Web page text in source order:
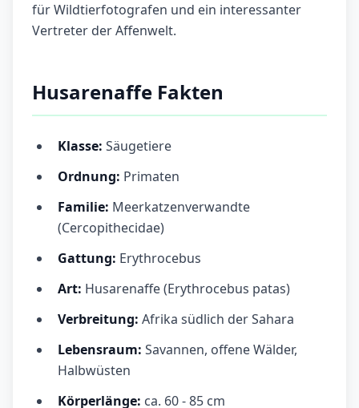
für Wildtierfotografen und ein interessanter
Vertreter der Affenwelt.
Husarenaffe Fakten
Klasse: Säugetiere
Ordnung: Primaten
Familie: Meerkatzenverwandte
(Cercopithecidae)
Gattung: Erythrocebus
Art: Husarenaffe (Erythrocebus patas)
Verbreitung: Afrika südlich der Sahara
Lebensraum: Savannen, offene Wälder,
Halbwüsten
Körperlänge: ca. 60 - 85 cm